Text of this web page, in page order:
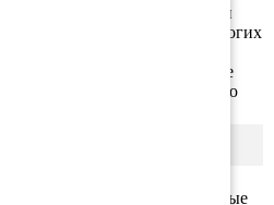
(ЭВА/ЕВА) - полимерный
зарекомендовал себя во многих
маты, гимнастические
для обуви, шлёпки и прочую
(напоминающие пчелиные